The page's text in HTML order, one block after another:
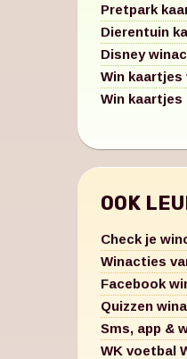
Pretpark
Dierentuin
Disney
Win kaartjes
Win kaartjes
OOK
Check je
Winacties
Facebook
Quizzen
Sms, app &
WK voetbal